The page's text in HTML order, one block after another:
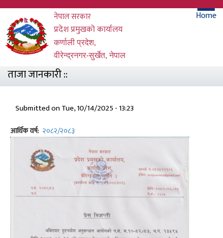
Skip
main
content
नेपाल सरकार
प्रदेश प्रमुखको कार्यालय
कर्णाली प्रदेश,
वीरेन्द्रनगर-सुर्खेत, नेपाल
Main
Home
ताजा जानकारी ::
Submitted onTue, 10/14/2025 - 13:23
आर्थिक वर्ष २०८२/२०८३